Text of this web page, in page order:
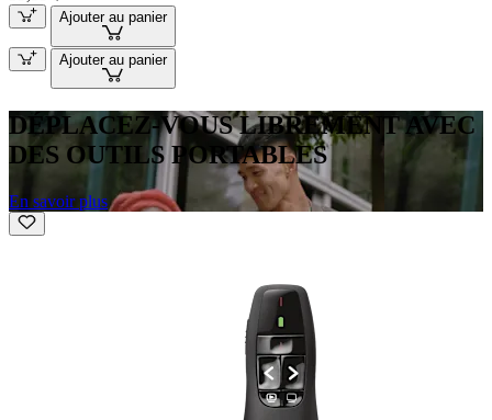
Ajouter au panier
Ajouter au panier
DÉPLACEZ-VOUS LIBREMENT AVEC
DES OUTILS PORTABLES
En savoir plus